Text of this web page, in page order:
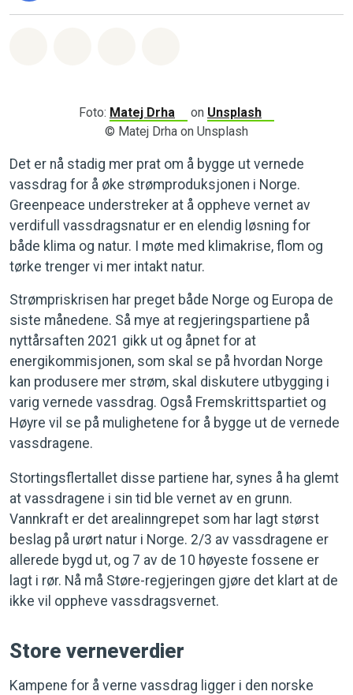
Foto: Matej Drha on Unsplash
© Matej Drha on Unsplash
Det er nå stadig mer prat om å bygge ut vernede
vassdrag for å øke strømproduksjonen i Norge.
Greenpeace understreker at å oppheve vernet av
verdifull vassdragsnatur er en elendig løsning for
både klima og natur. I møte med klimakrise, flom og
tørke trenger vi mer intakt natur.
Strømpriskrisen har preget både Norge og Europa de
siste månedene. Så mye at regjeringspartiene på
nyttårsaften 2021 gikk ut og åpnet for at
energikommisjonen, som skal se på hvordan Norge
kan produsere mer strøm, skal diskutere utbygging i
varig vernede vassdrag. Også Fremskrittspartiet og
Høyre vil se på mulighetene for å bygge ut de vernede
vassdragene.
Stortingsflertallet disse partiene har, synes å ha glemt
at vassdragene i sin tid ble vernet av en grunn.
Vannkraft er det arealinngrepet som har lagt størst
beslag på urørt natur i Norge. 2/3 av vassdragene er
allerede bygd ut, og 7 av de 10 høyeste fossene er
lagt i rør. Nå må Støre-regjeringen gjøre det klart at de
ikke vil oppheve vassdragsvernet.
Store verneverdier
Kampene for å verne vassdrag ligger i den norske